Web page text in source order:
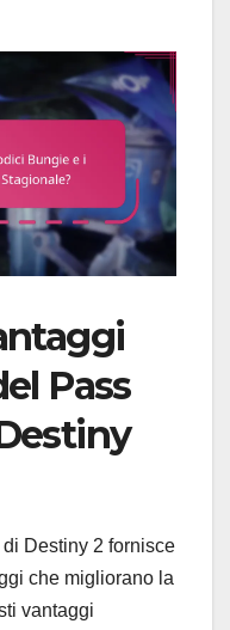
Pass
Destiny 2 fornisce
che migliorano la
vantaggi